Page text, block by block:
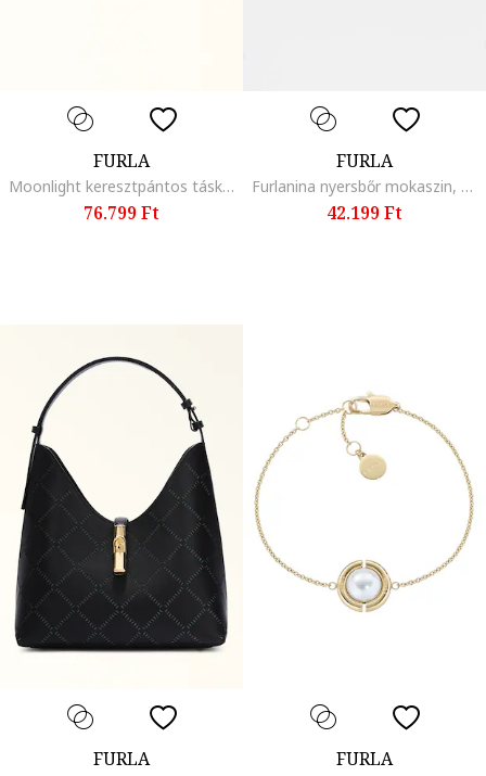
FURLA
Moonlight keresztpántos táska bőrrészletekkel, Fahéjbarna/Lazacszín
76.799 Ft
FURLA
Furlanina nyersbőr mokaszin, Barna/Világosbarna
42.199 Ft
FURLA FURLA